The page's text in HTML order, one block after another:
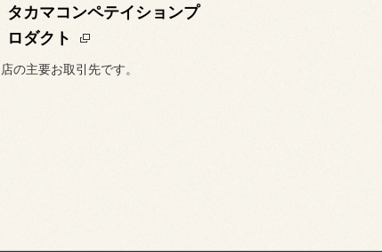
タカマコンペテイションプ
ロダクト
の主要お取引先です。